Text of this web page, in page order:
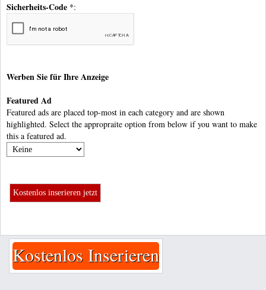
Sicherheits-Code *:
Werben Sie für Ihre Anzeige
Featured Ad
Featured ads are placed top-most in each category and are shown
highlighted. Select the appropraite option from below if you want to make
this a featured ad.
Kostenlos inserieren jetzt
Kostenlos Inserieren